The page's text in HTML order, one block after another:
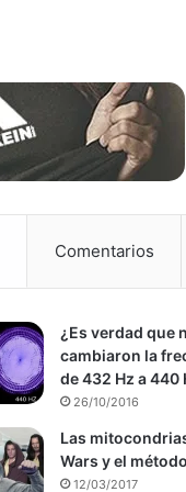
Comentarios
¿Es verdad que
cambiaron la
de 432 Hz a 440
26/10/2016
Las
Wars y el
12/03/2017